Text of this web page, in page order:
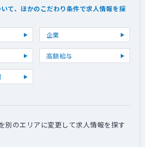
て、ほかのこだわり条件で求人情報を探
企業
高額給与
別のエリアに変更して求人情報を探す